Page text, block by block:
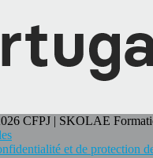
CFPJ | SKOLAE
et de protection